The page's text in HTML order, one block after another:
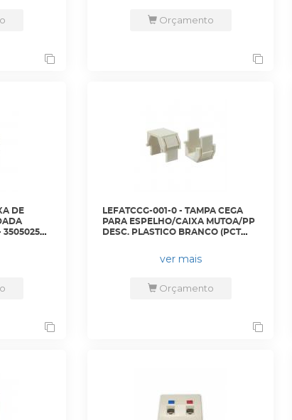
Orçamento
DE
-
LEFATCCG-001-0 - TAMPA CEGA
PARA ESPELHO/CAIXA MUTOA/PP
DESC. PLASTICO BRANCO (PCT
ver mais
Orçamento